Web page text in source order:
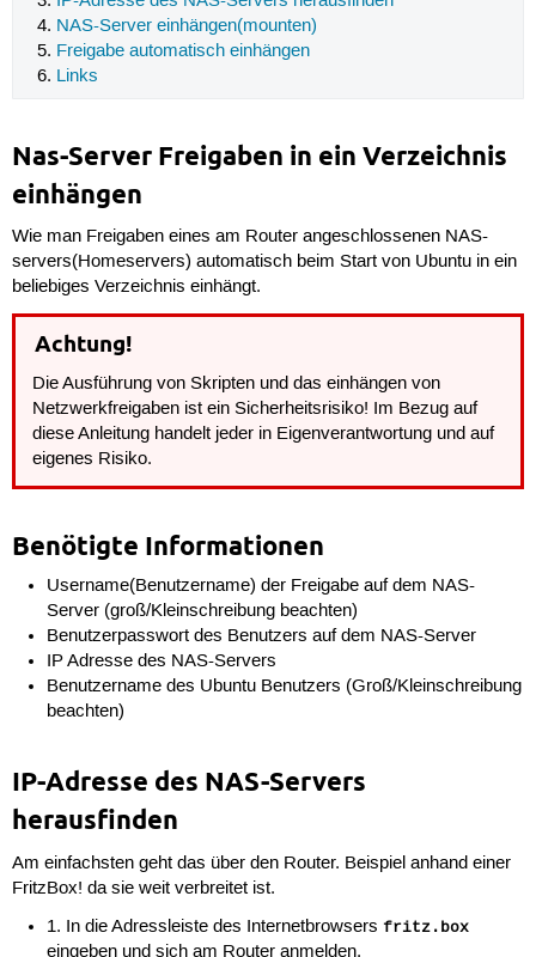
NAS-Server einhängen(mounten)
Freigabe automatisch einhängen
Links
Nas-Server Freigaben in ein Verzeichnis
einhängen
Wie man Freigaben eines am Router angeschlossenen NAS-
servers(Homeservers) automatisch beim Start von Ubuntu in ein
beliebiges Verzeichnis einhängt.
Achtung!
Die Ausführung von Skripten und das einhängen von
Netzwerkfreigaben ist ein Sicherheitsrisiko! Im Bezug auf
diese Anleitung handelt jeder in Eigenverantwortung und auf
eigenes Risiko.
Benötigte Informationen
Username(Benutzername) der Freigabe auf dem NAS-
Server (groß/Kleinschreibung beachten)
Benutzerpasswort des Benutzers auf dem NAS-Server
IP Adresse des NAS-Servers
Benutzername des Ubuntu Benutzers (Groß/Kleinschreibung
beachten)
IP-Adresse des NAS-Servers
herausfinden
Am einfachsten geht das über den Router. Beispiel anhand einer
FritzBox! da sie weit verbreitet ist.
1. In die Adressleiste des Internetbrowsersfritz.box
eingeben und sich am Router anmelden.